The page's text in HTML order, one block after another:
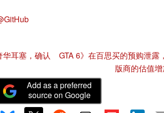
耳塞，确认
GTA 6》在百思买的预购泄露
版商的估值
Add as a preferred
source on Google